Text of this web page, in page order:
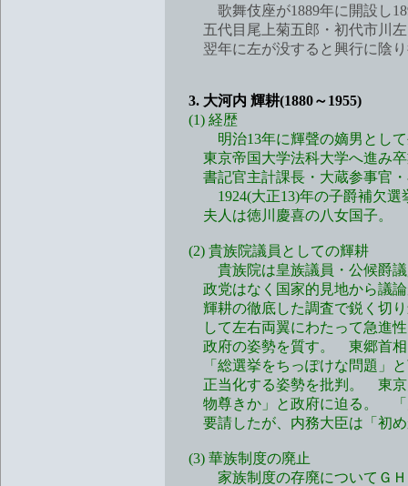
歌舞伎座が1889年に開設し
五代目尾上菊五郎・初代市川左
翌年に左が没すると興行に陰り
3. 大河内 輝耕(1880～1955)
(1) 経歴
明治13年に輝聲の嫡男として
東京帝国大学法科大学へ進み
書記官主計課長・大蔵参事官・
1924(大正13)年の子爵補欠選挙
夫人は徳川慶喜の八女国子。
(2) 貴族院議員としての輝耕
貴族院は皇族議員・公候爵議員
政党はなく国家的見地から議論
輝耕の徹底した調査で鋭く切り
して左右両翼にわたって急進性
政府の姿勢を質す。 東郷首相
「総選挙をちっぽけな問題」と
正当化する姿勢を批判。 東京
物尊きか」と政府に迫る。 「火
要請したが、内務大臣は「初め
(3) 華族制度の廃止
家族制度の存廃についてＧＨＱ